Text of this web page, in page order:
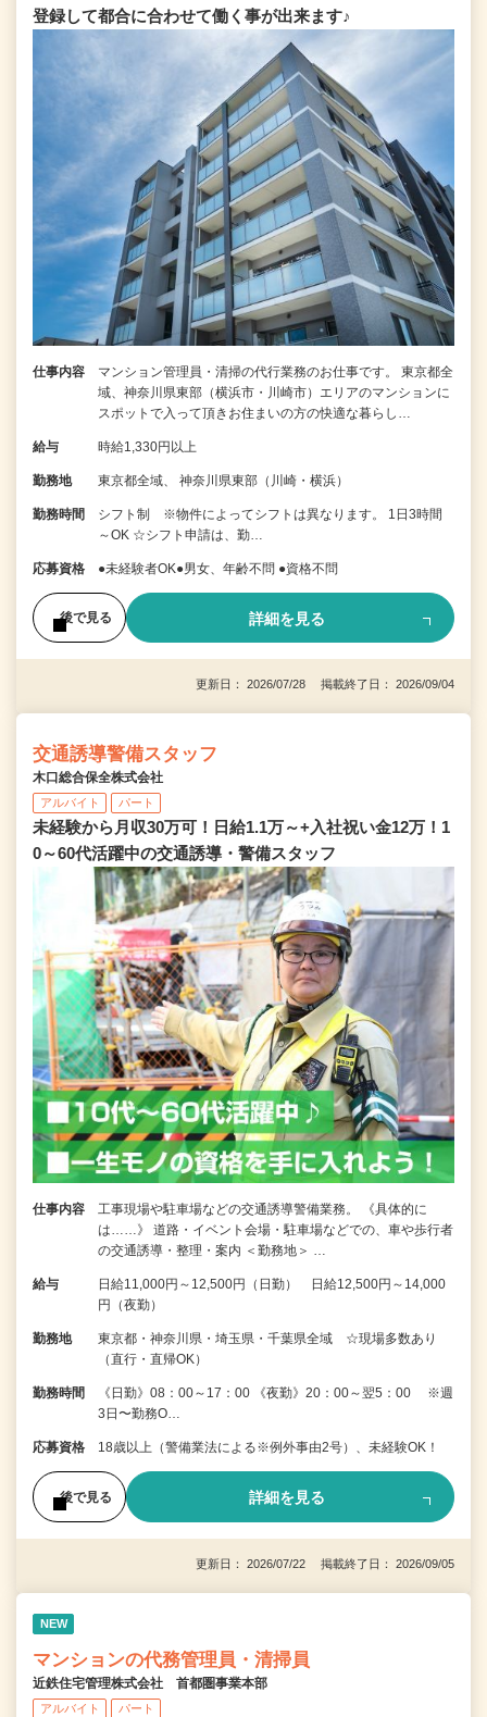
登録して都合に合わせて働く事が出来ます♪
仕事内容
マンション管理員・清掃の代行業務のお仕事です。 東京都全
域、神奈川県東部（横浜市・川崎市）エリアのマンションに
スポットで入って頂きお住まいの方の快適な暮らし…
給与 時給1,330円以上
勤務地 東京都全域、 神奈川県東部（川崎・横浜）
勤務時間
シフト制 ※物件によってシフトは異なります。 1日3時間
～OK ☆シフト申請は、勤…
応募資格 ●未経験者OK●男女、年齢不問 ●資格不問
後で見る 詳細を見る
更新日： 2026/07/28 掲載終了日： 2026/09/04
交通誘導警備スタッフ
木口総合保全株式会社
アルバイト パート
未経験から月収30万可！日給1.1万～+入社祝い金12万！1
0～60代活躍中の交通誘導・警備スタッフ
仕事内容
工事現場や駐車場などの交通誘導警備業務。 《具体的に
は……》 道路・イベント会場・駐車場などでの、車や歩行者
の交通誘導・整理・案内 ＜勤務地＞ …
給与
日給11,000円～12,500円（日勤） 日給12,500円～14,000
円（夜勤）
勤務地
東京都・神奈川県・埼玉県・千葉県全域 ☆現場多数あり
（直行・直帰OK）
勤務時間
《日勤》08：00～17：00 《夜勤》20：00～翌5：00 ※週
3日〜勤務O…
応募資格 18歳以上（警備業法による※例外事由2号）、未経験OK！
後で見る 詳細を見る
更新日： 2026/07/22 掲載終了日： 2026/09/05
NEW
マンションの代務管理員・清掃員
近鉄住宅管理株式会社 首都圏事業本部
アルバイト パート